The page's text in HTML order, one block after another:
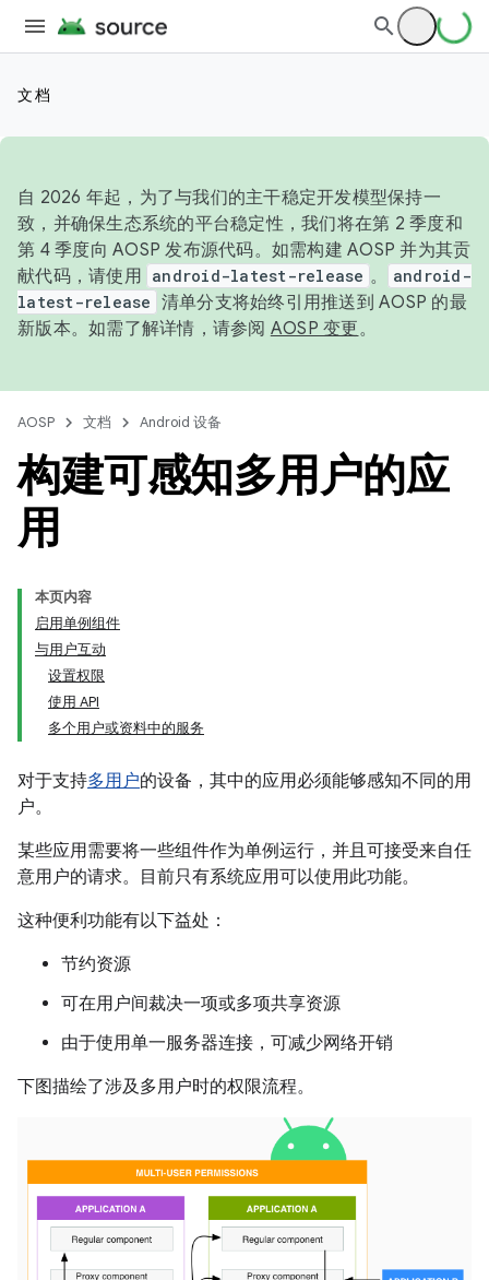
文档
自 2026 年起，为了与我们的主干稳定开发模型保持一
致，并确保生态系统的平台稳定性，我们将在第 2 季度和
第 4 季度向 AOSP 发布源代码。如需构建 AOSP 并为其贡
献代码，请使用 android-latest-release 。
android-
latest-release 清单分支将始终引用推送到 AOSP 的最
新版本。如需了解详情，请参阅 AOSP 变更。
AOSP 文档 Android 设备
构建可感知多用户的应
用
本页内容
启用单例组件
与用户互动
设置权限
使用 API
多个用户或资料中的服务
对于支持多用户的设备，其中的应用必须能够感知不同的用
户。
某些应用需要将一些组件作为单例运行，并且可接受来自任
意用户的请求。目前只有系统应用可以使用此功能。
这种便利功能有以下益处：
节约资源
可在用户间裁决一项或多项共享资源
由于使用单一服务器连接，可减少网络开销
下图描绘了涉及多用户时的权限流程。